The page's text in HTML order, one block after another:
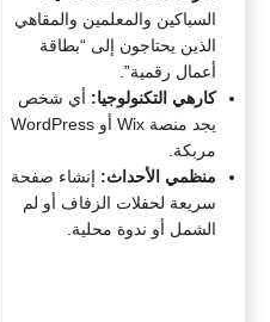
السباكين والمعلمين والمقاهي
الذين يحتاجون إلى “بطاقة
أعمال رقمية”.
كارهي التكنولوجيا: أي شخص
يجد منصة Wix أو WordPress
مربكة.
منظمي الأحداث: إنشاء صفحة
سريعة لحفلات الزفاف أو لم
الشمل أو ندوة محلية.